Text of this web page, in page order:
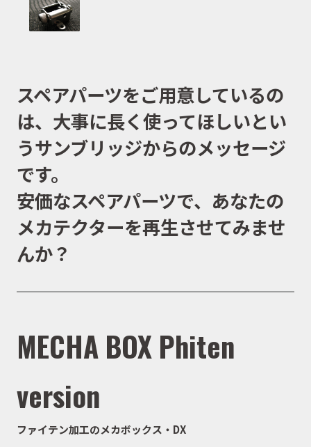
スペアパーツをご用意しているの
は、大事に長く使ってほしいとい
うサンブリッジからのメッセージ
です。
安価なスペアパーツで、あなたの
メカテクターを再生させてみませ
んか？
MECHA BOX Phiten
version
ファイテン加工のメカボックス・DX